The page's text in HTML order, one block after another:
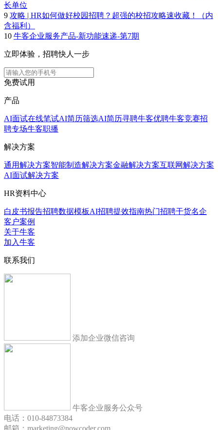
长单位
9 攻略 | HR如何做好校园招聘？超强的校招攻略速收藏！（内
含福利）
10 牛客企业服务产品-新功能速递-第7期
立即体验，招聘快人一步
免费试用
产品
AI面试在线笔试AI简历筛选AI简历寻聘牛客优聘牛客竞赛招
聘专场牛客职播
解决方案
通用解决方案智能制造解决方案金融解决方案互联网解决方案
AI面试解决方案
HR资料中心
白皮书报告招聘数据模板AI招聘提效指南热门招聘干货名企
客户案例
关于牛客
加入牛客
联系我们
添加企业微信咨询
牛客企业服务公众号
电话：010-84873384
邮箱：marketing@nowcoder.com